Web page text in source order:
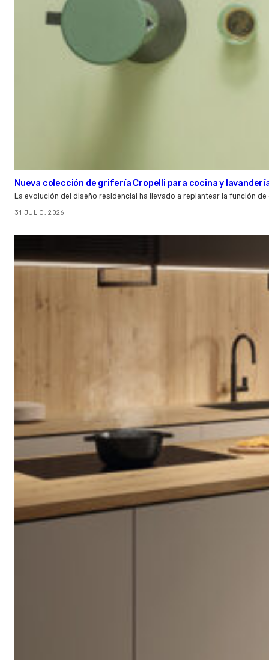
Nueva colección de grifería Cropelli para cocina y
La evolución del diseño residencial ha llevado a replantear la función
31 JULIO, 2026